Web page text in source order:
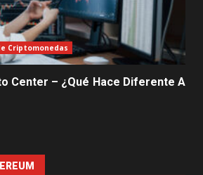
Criptomonedas
Center – ¿Qué Hace Diferente A